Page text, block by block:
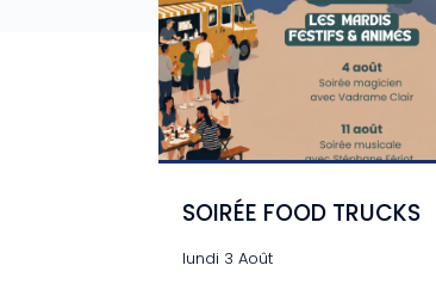
SOIRÉE FOOD TRUCKS
lundi 3 Août